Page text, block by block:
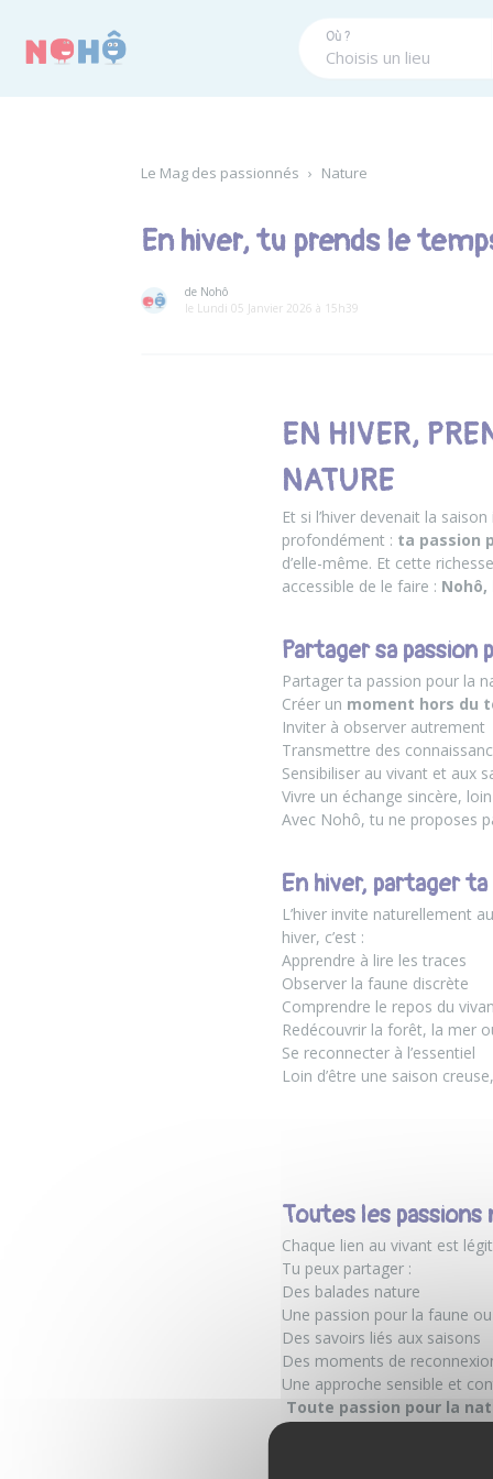
Où ?
Le Mag des passionnés › Nature
En hiver, tu prends le
de Nohô
le Lundi 05 Janvier 2026 à 15h39
EN HIVER,
NATURE
Et si l’hiver devenait la
profondément : ta passion
d’elle-même. Et cette
accessible de le faire :
Partager sa
Partager ta passion pour la
Créer un moment hors du
Inviter à observer autrement
Transmettre des
Sensibiliser au vivant et aux
Vivre un échange sincère,
Avec Nohô, tu ne proposes
En hiver, partager
L’hiver invite naturellement
hiver, c’est :
Apprendre à lire les traces
Observer la faune discrète
Comprendre le repos du
Redécouvrir la forêt, la mer
Se reconnecter à l’essentiel
Loin d’être une saison
Toutes les
Chaque lien au vivant est
Tu peux partager :
Des balades nature
Une passion pour la faune
Des savoirs liés aux saisons
Des moments de
Une approche sensible et
Toute passion pour la
Besoin d’aide ? La